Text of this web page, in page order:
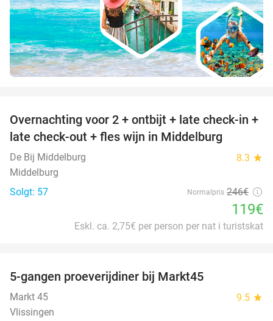
52%
Overnachting voor 2 + ontbijt + late check-in +
late check-out + fles wijn in Middelburg
De Bij Middelburg 8.3 star
Middelburg
Solgt: 57
Normalpris 246€
119€
Eskl. ca. 2,75€ per person per nat i turistskat
5-gangen proeverijdiner bij Markt45
Markt 45 9.5 star
Vlissingen